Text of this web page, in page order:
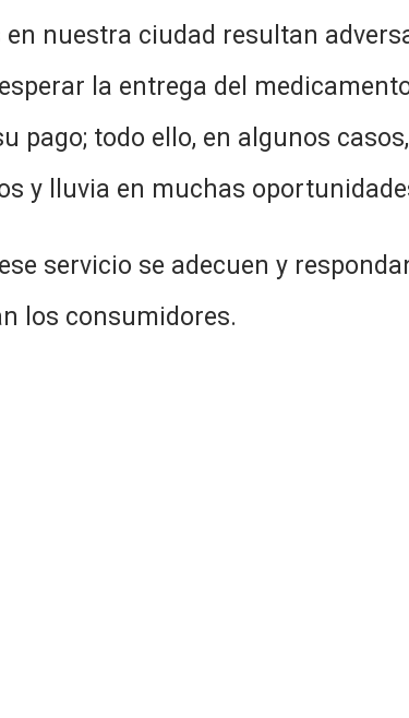
nuestra ciudad resultan
la entrega del
pago; todo ello, en algunos
y lluvia en muchas
servicio se adecuen y
los consumidores.